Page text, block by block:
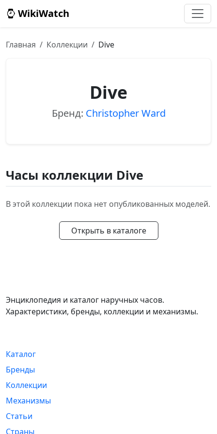
WikiWatch
Главная Коллекции Dive
Dive
Бренд: Christopher Ward
Часы коллекции Dive
В этой коллекции пока нет опубликованных моделей.
Открыть в каталоге
Энциклопедия и каталог наручных часов.
Характеристики, бренды, коллекции и механизмы.
Каталог
Бренды
Коллекции
Механизмы
Статьи
Страны